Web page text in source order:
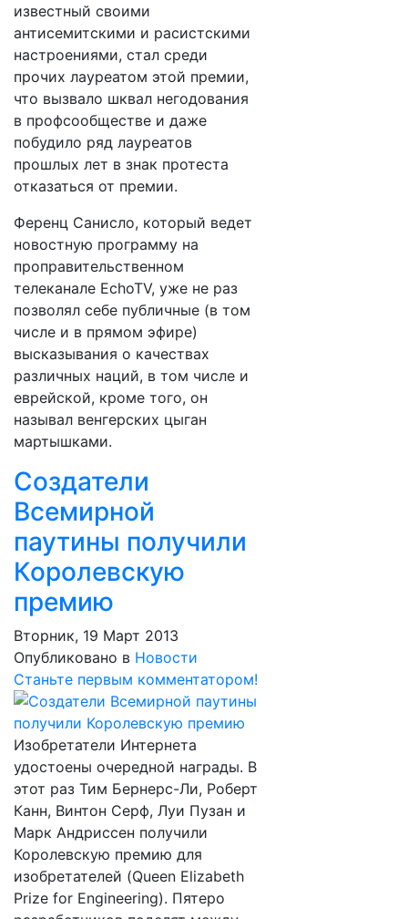
известный своими
антисемитскими и расистскими
настроениями, стал среди
прочих лауреатом этой премии,
что вызвало шквал негодования
в профсообществе и даже
побудило ряд лауреатов
прошлых лет в знак протеста
отказаться от премии.
Ференц Санисло, который ведет
новостную программу на
проправительственном
телеканале EchoTV, уже не раз
позволял себе публичные (в том
числе и в прямом эфире)
высказывания о качествах
различных наций, в том числе и
еврейской, кроме того, он
называл венгерских цыган
мартышками.
Создатели
Всемирной
паутины получили
Королевскую
премию
Вторник, 19 Март 2013
Опубликовано в Новости
Станьте первым комментатором!
Изобретатели Интернета
удостоены очередной награды. В
этот раз Тим Бернерс-Ли, Роберт
Канн, Винтон Серф, Луи Пузан и
Марк Андриссен получили
Королевскую премию для
изобретателей (Queen Elizabeth
Prize for Engineering). Пятеро